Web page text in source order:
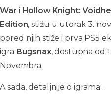
War i Hollow Knight:
Edition, stižu u utorak 3.
pored njih stiže i prva PS5
igra Bugsnax, dostupna od
Novembra.
A sada, detaljnije o igrama…